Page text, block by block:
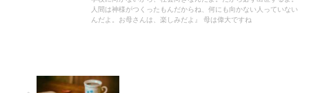
人間は神様がつくったもんだからね、何にも向かない人っていない
んだよ。お母さんは、楽しみだよ』 母は偉大ですね